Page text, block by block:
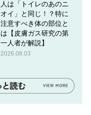
人は「トイレのあのニ
オイ」と同じ！？特に
注意すべき体の部位と
は【皮膚ガス研究の第
一人者が解説】
2026.08.03